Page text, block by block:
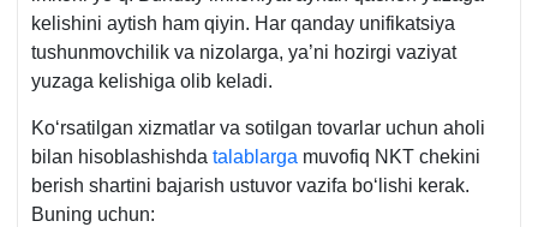
kelishini aytish ham qiyin. Har qanday unifikatsiya
tushunmovchilik va nizolarga, ya’ni hozirgi vaziyat
yuzaga kelishiga olib keladi.
Koʻrsatilgan хizmatlar va sotilgan tovarlar uchun aholi
bilan hisoblashishda talablarga muvofiq NKT chekini
berish shartini bajarish ustuvor vazifa boʻlishi kerak.
Buning uchun: